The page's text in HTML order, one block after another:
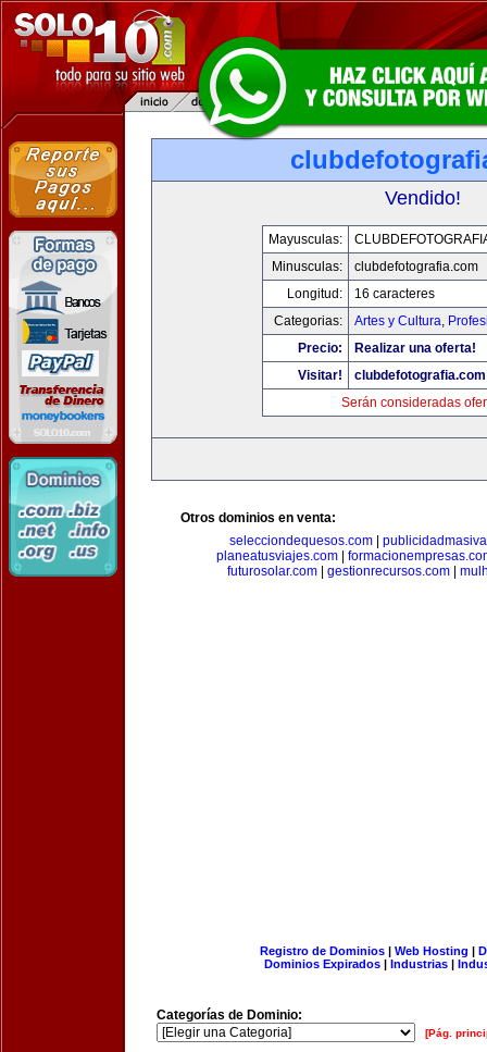
Vendido!
Mayusculas:
Minusculas:
clubdefotografia.com
Longitud:
16 caracteres
Categorias:
Artes y Cultura,
Precio:
Realizar una oferta!
Visitar!
clubdefotografia.com
Serán consideradas
Otros dominios en venta:
selecciondequesos.com
planeatusviajes.com
futurosolar.com| gestionrecursos.com|
Registro de Dominios| Web Hosting |
Dominios Expirados | Industrias |
Categorías de Dominio:
[Pág.